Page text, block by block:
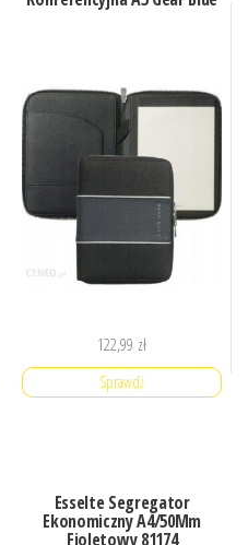
122,99 zł
Sprawdź
Esselte Segregator
Ekonomiczny A4/50Mm
Fioletowy 81174